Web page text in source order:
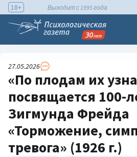
18+ Выходит с 1995 года
27.05.2026
«По плодам их
посвящается 100-
Зигмунда Фрейда
«Торможение,
тревога» (1926 г.)